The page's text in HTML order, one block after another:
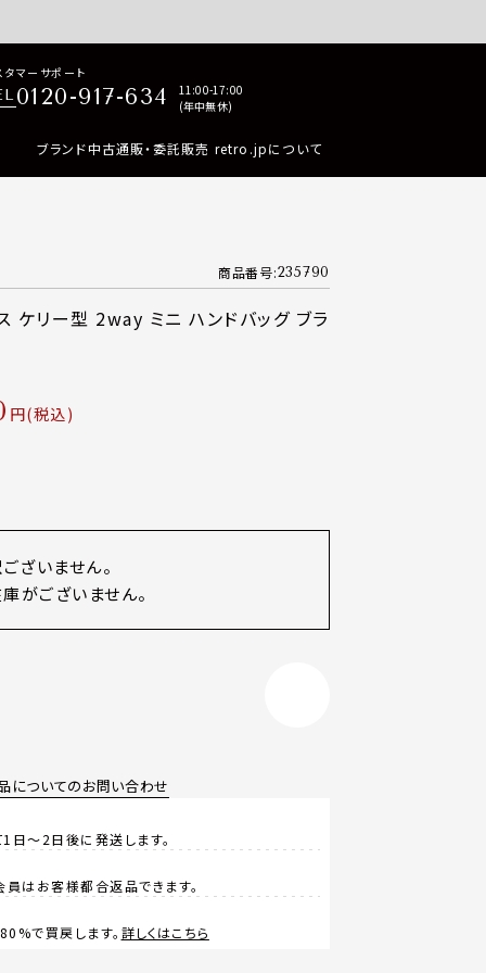
べて正規品保証・返品可能（返品NG記載品を除く）
タマーサポート
0120-917-634
11:00-17:00
(年中無休)
ブランド中古通販・委託販売 retro.jpについて
商品番号 235790
ケリー型 2way ミニ ハンドバッグ ブラ
税込
ざいません。
がございません。
についてのお問い合わせ
日～2日後に発送します。
員はお客様都合返品できます。
で買戻します。 詳しくはこちら